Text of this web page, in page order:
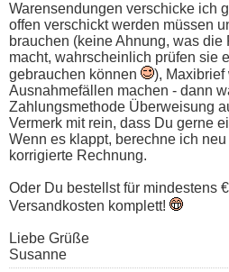
Warensendungen verschicke ich
offen verschickt werden müssen
brauchen (keine Ahnung, was die
macht, wahrscheinlich prüfen sie
gebrauchen können
), Maxibrief
Ausnahmefällen machen - dann
Zahlungsmethode Überweisung
Vermerk mit rein, dass Du gerne
Wenn es klappt, berechne ich
korrigierte Rechnung.
Oder Du bestellst für mindestens
Versandkosten komplett!
Liebe Grüße
Susanne